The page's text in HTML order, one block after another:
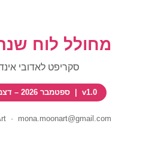
מחולל לוח
סקריפט לאדובי
v1.0 | ספטמבר 2026 – דצמבר 2028
· mona.moonart@gmail.com